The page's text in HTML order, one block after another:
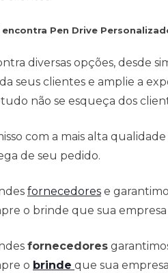
encontra Pen Drive
diversas opções, desde
seus clientes e amplie a
não se esqueça dos
com a mais alta
de seu pedido.
fornecedores e
o brinde que sua
fornecedores
o brinde que sua